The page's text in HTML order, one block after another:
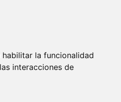
habilitar la funcionalidad
interacciones de